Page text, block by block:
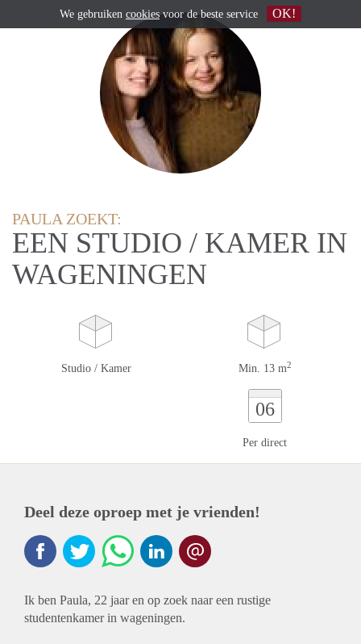
PAULA ZOEKT:
EEN STUDIO / KAMER IN
WAGENINGEN
Studio / Kamer Min. 13 m2
06
Per direct
Deel deze oproep met je vrienden!
Ik ben Paula, 22 jaar en op zoek naar een rustige
studentenkamer in wageningen.
We gebruiken cookiesvoor de beste service OK!